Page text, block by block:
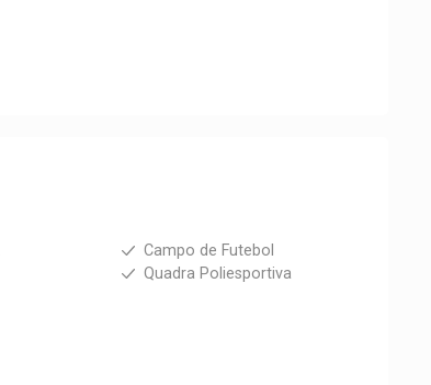
Campo de Futebol
Quadra Poliesportiva